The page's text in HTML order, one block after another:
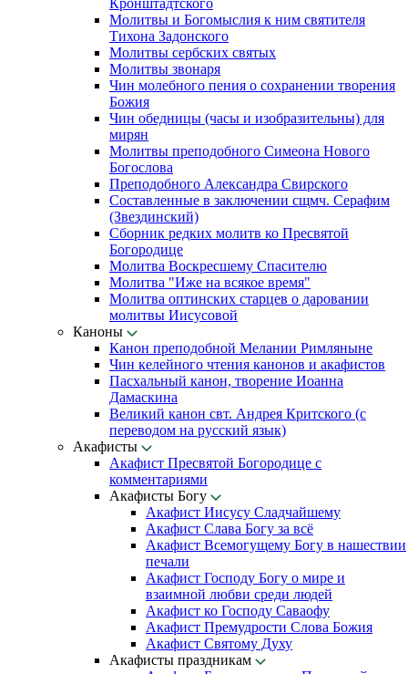
Кронштадтского
Молитвы и Богомыслия к ним святителя
Тихона Задонского
Молитвы сербских святых
Молитвы звонаря
Чин молебного пения о сохранении творения
Божия
Чин обедницы (часы и изобразительны) для
мирян
Молитвы преподобного Симеона Нового
Богослова
Преподобного Александра Свирского
Составленные в заключении сщмч. Серафим
(Звездинский)
Сборник редких молитв ко Пресвятой
Богородице
Молитва Воскресшему Спасителю
Молитва "Иже на всякое время"
Молитва оптинских старцев о даровании
молитвы Иисусовой
Каноны
Канон преподобной Мелании Римляныне
Чин келейного чтения канонов и акафистов
Пасхальный канон, творение Иоанна
Дамаскина
Великий канон свт. Андрея Критского (с
переводом на русский язык)
Акафисты
Акафист Пресвятой Богородице с
комментариями
Акафисты Богу
Акафист Иисусу Сладчайшему
Акафист Слава Богу за всё
Акафист Всемогущему Богу в нашествии
печали
Акафист Господу Богу о мире и
взаимной любви среди людей
Акафист ко Господу Саваофу
Акафист Премудрости Слова Божия
Акафист Святому Духу
Акафисты праздникам